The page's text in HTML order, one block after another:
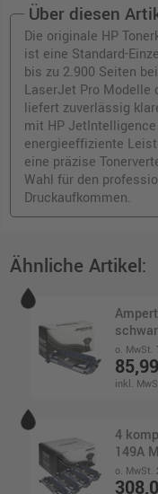
Über diesen
Die originale HP
ist eine Standard-
bis zu 2.900 Seiten
LaserJet Pro Modelle
liefert zuverlässig
mit HP
energieeffiziente
eine präzise
Wahl für den
Druckaufkommen.
Ähnliche Artikel:
o. MwSt.
inkl.
4
149A
o. MwSt.